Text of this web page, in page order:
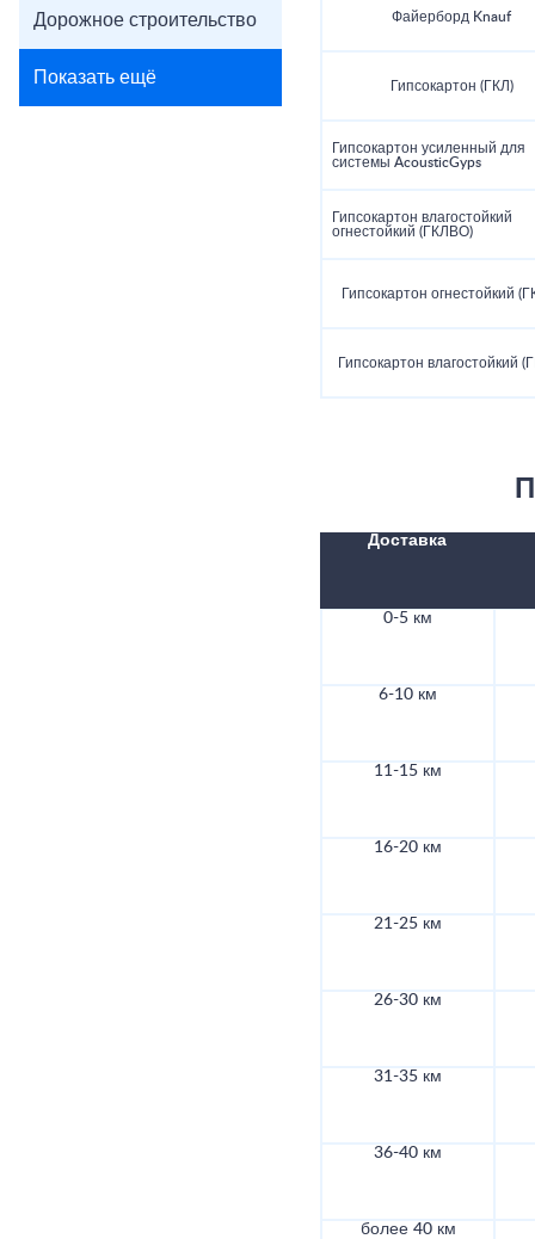
Дорожное строительство
Показать ещё
Файерборд Knauf
Гипсокартон (ГКЛ)
Гипсокартон усиленный для
системы AcousticGyps
Гипсокартон влагостойкий
огнестойкий (ГКЛВО)
Гипсокартон огнестойкий
Гипсокартон влагостойкий
Доставка
0-5 км
6-10 км
11-15 км
16-20 км
21-25 км
26-30 км
31-35 км
36-40 км
более 40 км